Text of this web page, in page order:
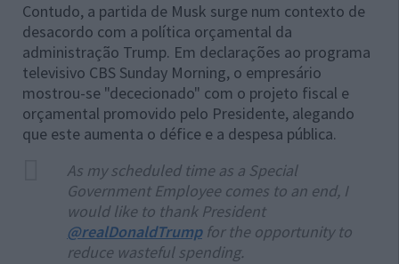
Contudo, a partida de Musk surge num contexto de
desacordo com a política orçamental da
administração Trump. Em declarações ao programa
televisivo CBS Sunday Morning, o empresário
mostrou-se "dececionado" com o projeto fiscal e
orçamental promovido pelo Presidente, alegando
que este aumenta o défice e a despesa pública.
As my scheduled time as a Special
Government Employee comes to an end, I
would like to thank President
@realDonaldTrumpfor the opportunity to
reduce wasteful spending.